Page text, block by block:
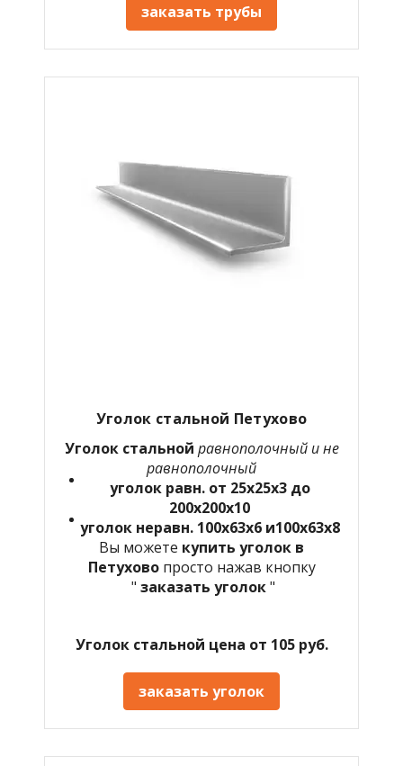
заказать трубы
Уголок стальной Петухово
Уголок стальной равнополочный и не
равнополочный
уголок равн. от 25х25х3 до
200х200х10
уголок неравн. 100х63х6 и100х63х8
Вы можете купить уголок в
Петухово просто нажав кнопку
" заказать уголок"
Уголок стальной цена от 105 руб.
заказать уголок